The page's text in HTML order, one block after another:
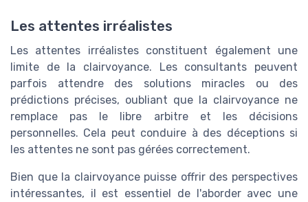
Les attentes irréalistes
Les attentes irréalistes constituent également une
limite de la clairvoyance. Les consultants peuvent
parfois attendre des solutions miracles ou des
prédictions précises, oubliant que la clairvoyance ne
remplace pas le libre arbitre et les décisions
personnelles. Cela peut conduire à des déceptions si
les attentes ne sont pas gérées correctement.
Bien que la clairvoyance puisse offrir des perspectives
intéressantes, il est essentiel de l'aborder avec une